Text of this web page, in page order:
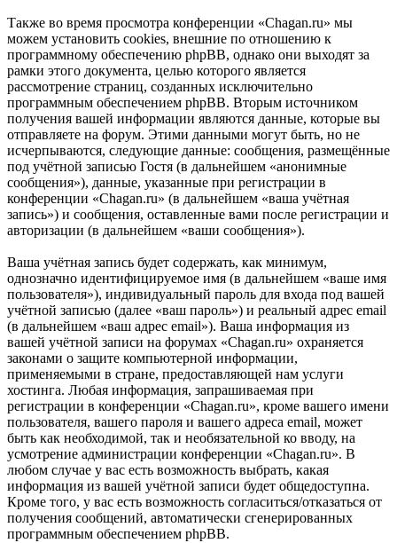
Также во время просмотра конференции «Chagan.ru» мы
можем установить cookies, внешние по отношению к
программному обеспечению phpBB, однако они выходят за
рамки этого документа, целью которого является
рассмотрение страниц, созданных исключительно
программным обеспечением phpBB. Вторым источником
получения вашей информации являются данные, которые вы
отправляете на форум. Этими данными могут быть, но не
исчерпываются, следующие данные: сообщения, размещённые
под учётной записью Гостя (в дальнейшем «анонимные
сообщения»), данные, указанные при регистрации в
конференции «Chagan.ru» (в дальнейшем «ваша учётная
запись») и сообщения, оставленные вами после регистрации и
авторизации (в дальнейшем «ваши сообщения»).
Ваша учётная запись будет содержать, как минимум,
однозначно идентифицируемое имя (в дальнейшем «ваше имя
пользователя»), индивидуальный пароль для входа под вашей
учётной записью (далее «ваш пароль») и реальный адрес email
(в дальнейшем «ваш адрес email»). Ваша информация из
вашей учётной записи на форумах «Chagan.ru» охраняется
законами о защите компьютерной информации,
применяемыми в стране, предоставляющей нам услуги
хостинга. Любая информация, запрашиваемая при
регистрации в конференции «Chagan.ru», кроме вашего имени
пользователя, вашего пароля и вашего адреса email, может
быть как необходимой, так и необязательной ко вводу, на
усмотрение администрации конференции «Chagan.ru». В
любом случае у вас есть возможность выбрать, какая
информация из вашей учётной записи будет общедоступна.
Кроме того, у вас есть возможность согласиться/отказаться от
получения сообщений, автоматически сгенерированных
программным обеспечением phpBB.